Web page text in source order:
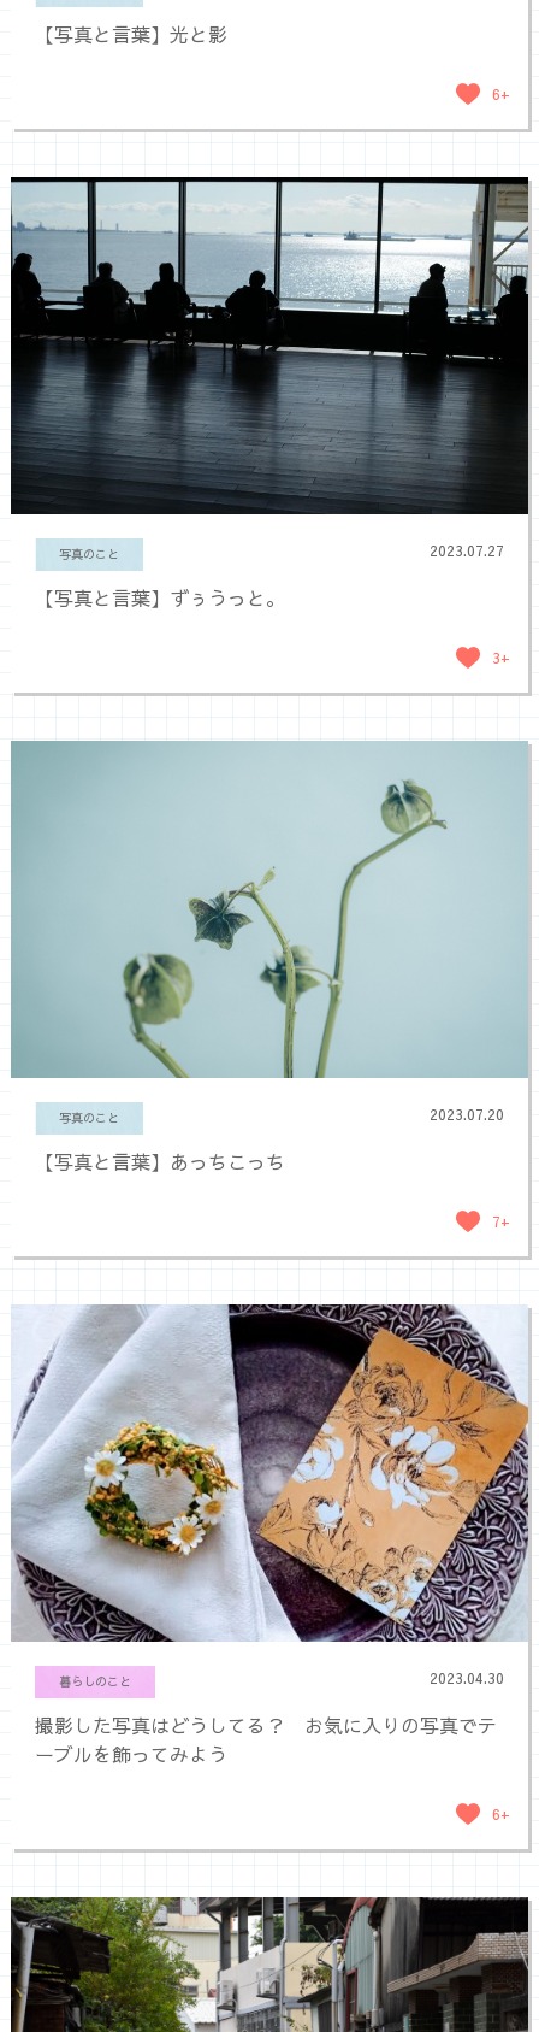
【写真と言葉】光と影
6+
写真のこと 2023.07.27
【写真と言葉】ずぅうっと。
3+
写真のこと 2023.07.20
【写真と言葉】あっちこっち
7+
暮らしのこと 2023.04.30
撮影した写真はどうしてる？ お気に入りの写真でテ
ーブルを飾ってみよう
6+